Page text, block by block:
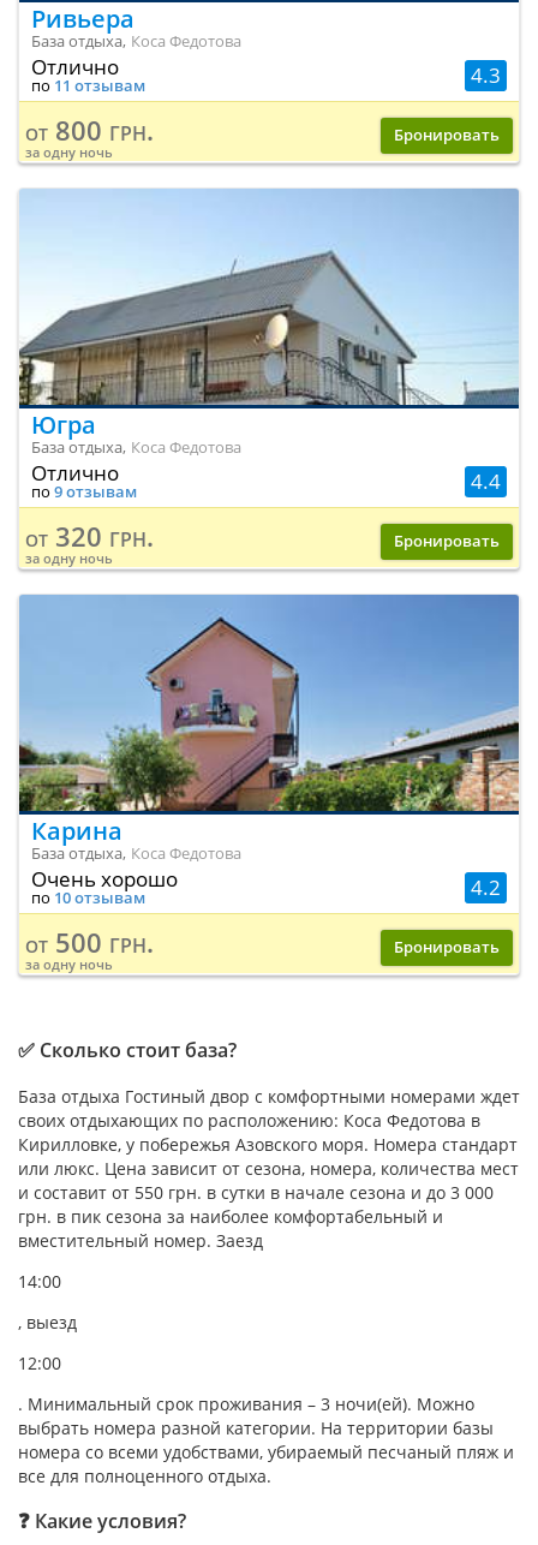
Ривьера
База отдыха, Коса Федотова
4.3
Отлично
по 11 отзывам
от 800 грн.
за одну ночь
Бронировать
Югра
База отдыха, Коса Федотова
4.4
Отлично
по 9 отзывам
от 320 грн.
за одну ночь
Бронировать
Карина
База отдыха, Коса Федотова
4.2
Очень хорошо
по 10 отзывам
от 500 грн.
за одну ночь
Бронировать
✅ Сколько стоит база?
База отдыха Гостиный двор с комфортными номерами ждет
своих отдыхающих по расположению: Коса Федотова в
Кирилловке, у побережья Азовского моря. Номера стандарт
или люкс. Цена зависит от сезона, номера, количества мест
и составит от 550 грн. в сутки в начале сезона и до 3 000
грн. в пик сезона за наиболее комфортабельный и
вместительный номер. Заезд
14:00
, выезд
12:00
. Минимальный срок проживания – 3 ночи(ей). Можно
выбрать номера разной категории. На территории базы
номера со всеми удобствами, убираемый песчаный пляж и
все для полноценного отдыха.
❓ Какие условия?